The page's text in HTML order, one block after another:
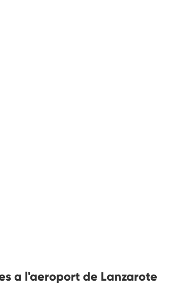
a l'aeroport de Lanzarote